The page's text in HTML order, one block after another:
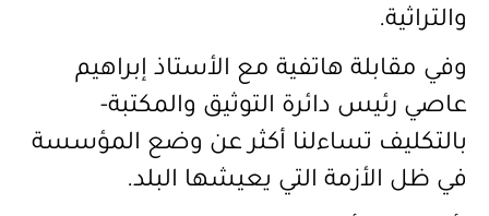
والتراثية.
وفي مقابلة هاتفية مع الأستاذ إبراهيم
عاصي رئيس دائرة التوثيق والمكتبة-
بالتكليف تساءلنا أكثر عن وضع المؤسسة
في ظل الأزمة التي يعيشها البلد.